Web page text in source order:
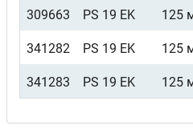
309663 PS 19 EK 125
341282 PS 19 EK 125
341283 PS 19 EK 125